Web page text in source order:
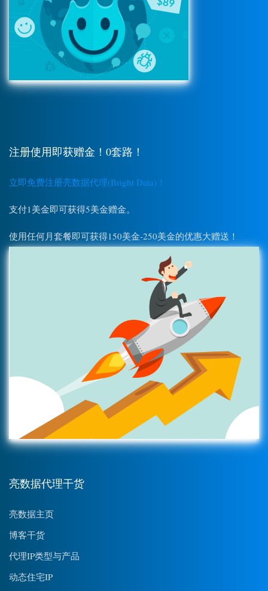
注册使用即获赠金！0套路！
立即免费注册亮数据代理(Bright Data)！
支付1美金即可获得5美金赠金。
使用任何月套餐即可获得150美金-250美金的优惠大赠送！
亮数据代理干货
亮数据主页
博客干货
代理IP类型与产品
动态住宅IP